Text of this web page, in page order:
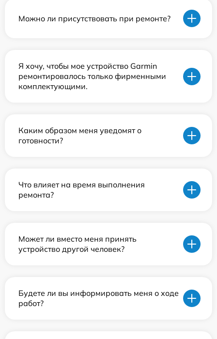
Можно ли присутствовать при ремонте?
Я хочу, чтобы мое устройство Garmin
ремонтировалось только фирменными
комплектующими.
Каким образом меня уведомят о
готовности?
Что влияет на время выполнения
ремонта?
Может ли вместо меня принять
устройство другой человек?
Будете ли вы информировать меня о ходе
работ?